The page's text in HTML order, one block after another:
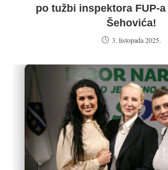
po tužbi inspektora FUP-
Šehovića!
3. listopada 2025.